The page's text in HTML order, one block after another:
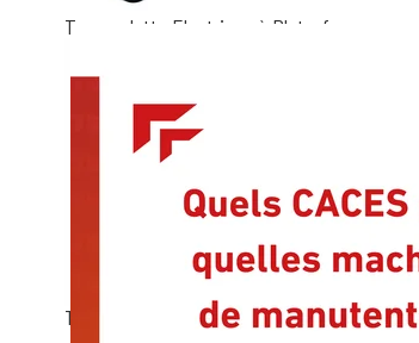
Transpalette Electrique à Plate-forme
Transpalette Electrique Porté Assis/Debout